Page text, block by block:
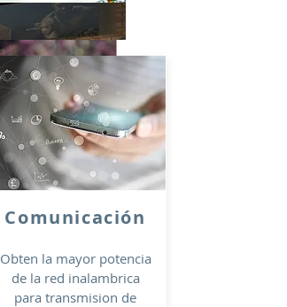
Comunicación
Obten la mayor potencia
de la red inalambrica
para transmision de